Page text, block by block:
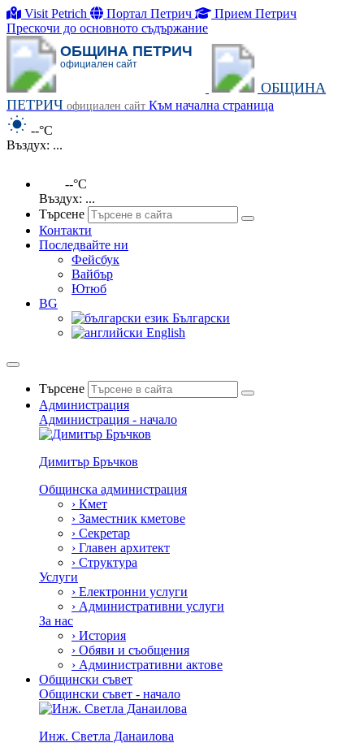
Visit Petrich Портал Петрич
Прием Петрич
Прескочи до основното съдържание
ОБЩИНА ПЕТРИЧ
официален сайт
ОБЩИНА
ПЕТРИЧ официален сайт Към начална страница
--°C
Въздух: ...
--°C
Въздух: ...
Търсене
Контакти
Последвайте ни
Фейсбук
Вайбър
Ютюб
BG
Български
English
Търсене
Администрация
Администрация - начало
Димитър Бръчков
Общинска администрация
› Кмет
› Заместник кметове
› Секретар
› Главен архитект
› Структура
Услуги
› Електронни услуги
› Административни услуги
За нас
› История
› Обяви и съобщения
› Административни актове
Общински съвет
Общински съвет - начало
Инж. Светла Данаилова